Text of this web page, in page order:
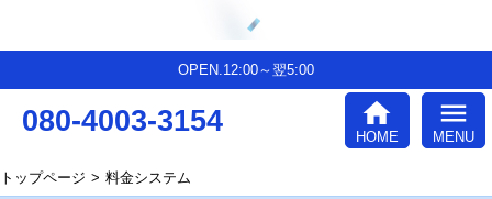
OPEN.12:00～翌5:00
080-4003-3154 home
HOME
menu
MENU
トップページ 料金システム